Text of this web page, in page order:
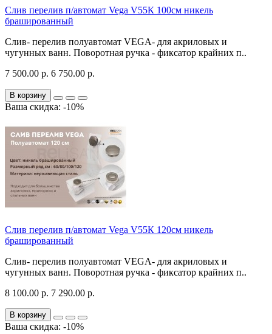
Слив перелив п/автомат Vega V55К 100см никель
брашированный
Слив- перелив полуавтомат VEGA- для акриловых и
чугунных ванн. Поворотная ручка - фиксатор крайних п..
7 500.00 р. 6 750.00 р.
В корзину
Ваша скидка: -10%
Слив перелив п/автомат Vega V55К 120см никель
брашированный
Слив- перелив полуавтомат VEGA- для акриловых и
чугунных ванн. Поворотная ручка - фиксатор крайних п..
8 100.00 р. 7 290.00 р.
В корзину
Ваша скидка: -10%